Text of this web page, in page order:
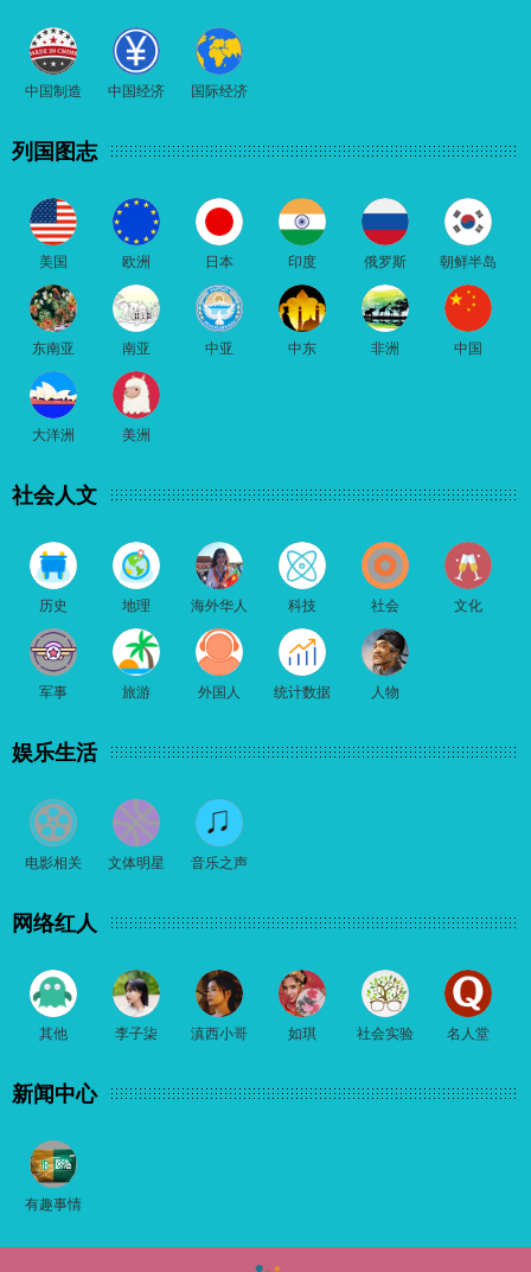
中国制造 中国经济 国际经济
列国图志
美国 欧洲 日本 印度 俄罗斯 朝鲜半岛
东南亚 南亚 中亚 中东 非洲 中国
大洋洲 美洲
社会人文
历史 地理 海外华人 科技 社会 文化
军事 旅游 外国人 统计数据 人物
娱乐生活
电影相关 文体明星 音乐之声
网络红人
其他 李子柒 滇西小哥 如琪 社会实验 名人堂
新闻中心
有趣事情